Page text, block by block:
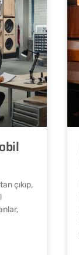
çıkıp,